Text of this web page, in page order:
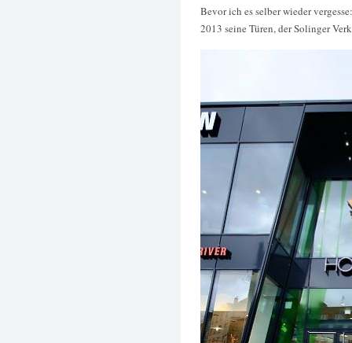
Bevor ich es selber wieder
2013 seine Türen, der Solinger